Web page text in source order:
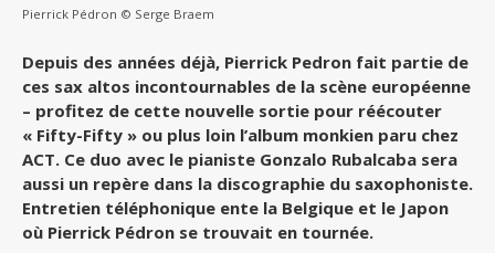
Pierrick Pédron © Serge Braem
Depuis des années déjà, Pierrick Pedron fait partie de
ces sax altos incontournables de la scène européenne
– profitez de cette nouvelle sortie pour réécouter
« Fifty-Fifty » ou plus loin l’album monkien paru chez
ACT. Ce duo avec le pianiste Gonzalo Rubalcaba sera
aussi un repère dans la discographie du saxophoniste.
Entretien téléphonique ente la Belgique et le Japon
où Pierrick Pédron se trouvait en tournée.